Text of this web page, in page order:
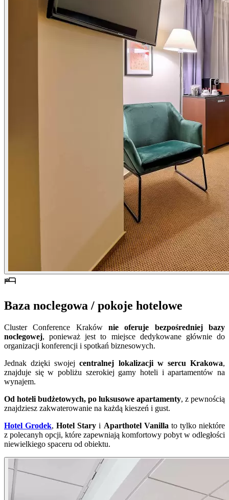
Baza noclegowa / pokoje hotelowe
Cluster Conference Kraków nie oferuje bezpośredniej bazy
noclegowej, ponieważ jest to miejsce dedykowane głównie do
organizacji konferencji i spotkań biznesowych.
Jednak dzięki swojejcentralnej lokalizacji w sercu Krakowa,
znajduje się w pobliżu szerokiej gamy hoteli i apartamentów na
wynajem.
Od hoteli budżetowych, po luksusowe apartamenty, z pewnością
znajdziesz zakwaterowanie na każdą kieszeń i gust.
Hotel Grodek,Hotel Stary i Aparthotel Vanilla to tylko niektóre
z polecanyh opcji, które zapewniają komfortowy pobyt w odległości
niewielkiego spaceru od obiektu.